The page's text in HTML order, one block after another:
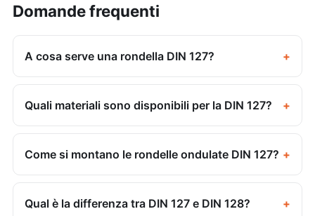
Domande frequenti
A cosa serve una rondella DIN 127?
Quali materiali sono disponibili per la DIN 127?
Come si montano le rondelle ondulate DIN 127?
Qual è la differenza tra DIN 127 e DIN 128?